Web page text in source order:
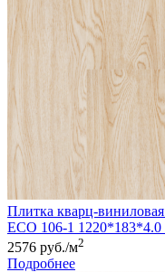
Плитка кварц-
ЕСО 106-1 1220*183*4.0
2576 руб./м2
Подробнее